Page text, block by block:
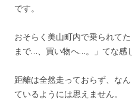
です。
おそらく美山町内で乗られて
まで…、買い物へ…。」てな感
距離は全然走っておらず、な
ているようには思えません。